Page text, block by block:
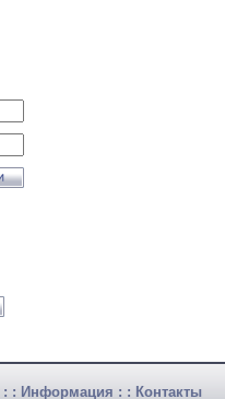
: : Информация : : Контакты